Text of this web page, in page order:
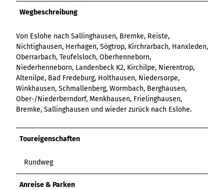
Wegbeschreibung
Von Eslohe nach Sallinghausen, Bremke, Reiste,
Nichtighausen, Herhagen, Sögtrop, Kirchrarbach, Hanxleden,
Oberrarbach, Teufelsloch, Oberhenneborn,
Niederhenneborn, Landenbeck K2, Kirchilpe, Nierentrop,
Altenilpe, Bad Fredeburg, Holthausen, Niedersorpe,
Winkhausen, Schmallenberg, Wormbach, Berghausen,
Ober-/Niederberndorf, Menkhausen, Frielinghausen,
Bremke, Sallinghausen und wieder zurück nach Eslohe.
Toureigenschaften
Rundweg
Anreise & Parken